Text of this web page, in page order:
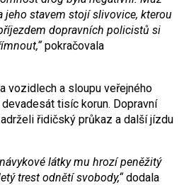
jeho stavem stojí slivovice, kterou
dopravních policistů si
pokračovala
vozidlech a sloupu veřejného
tisíc korun. Dopravní
řidičský průkaz a další jízdu
látky mu hrozí peněžitý
trest odnětí svobody,“dodala